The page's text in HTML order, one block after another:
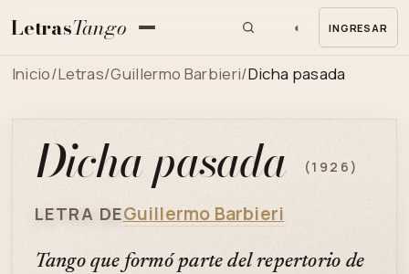
LetrasTango ◐ INGRESAR
Inicio/Letras/Guillermo Barbieri/Dicha pasada
Dicha pasada (1926)
LETRA DEGuillermo Barbieri
Tango que formó parte del repertorio de